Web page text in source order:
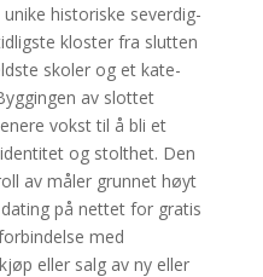
histo­riske sever­dig­
kloster fra slutten
skoler og et kate­
av slottet
vokst til å bli et
og stolthet. Den
av måler grunnet høyt
på nettet for gratis
med
eller salg av ny eller